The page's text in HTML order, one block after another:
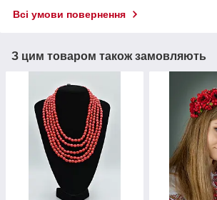
Всі умови повернення
З цим товаром також замовляють